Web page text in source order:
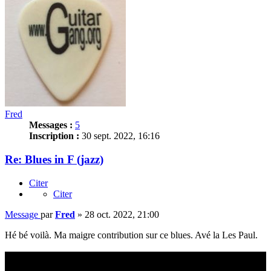
Fred
Messages : 5
Inscription : 30 sept. 2022, 16:16
Re: Blues in F (jazz)
Citer
Citer
Message parFred » 28 oct. 2022, 21:00
Hé bé voilà. Ma maigre contribution sur ce blues. Avé la Les Paul.